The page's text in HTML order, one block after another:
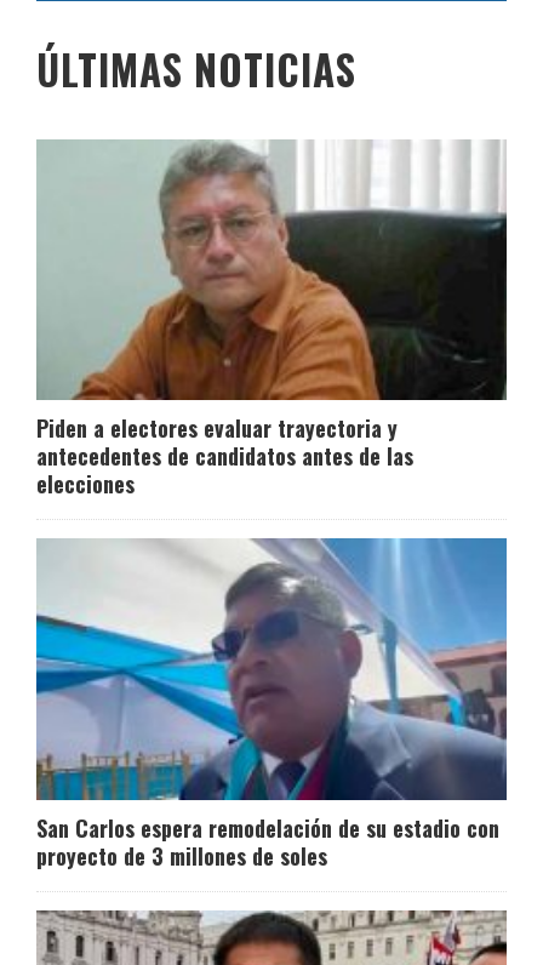
ÚLTIMAS NOTICIAS
Piden a electores evaluar trayectoria y
antecedentes de candidatos antes de las
elecciones
San Carlos espera remodelación de su estadio con
proyecto de 3 millones de soles